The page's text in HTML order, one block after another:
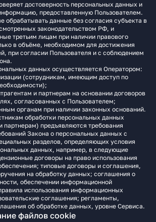
достоверность персональных данных и
предоставленную Пользователем.
обрабатывать данные без согласия субъекта в
законодательством РФ, и
третьим лицам при наличии правового
в объёме, необходимом для достижения
при согласии Пользователя и с соблюдением
данных осуществляется Оператором:
(сотрудникам, имеющим доступ по
и партнерам на основании договоров
согласованных с Пользователем;
органам при наличии законных оснований.
обработки персональных данных
партнерам) предъявляются требования
Закона о персональных данных с
разделов, определяющих условия
данных, например, в следующие
договоры на право использования
типовые договоры и соглашения,
на обработку данных; соглашения о
обеспечении информационной
использования информационных
соглашения; регламенты,
об обработке данных, уровне Сервиса.
файлов cookie